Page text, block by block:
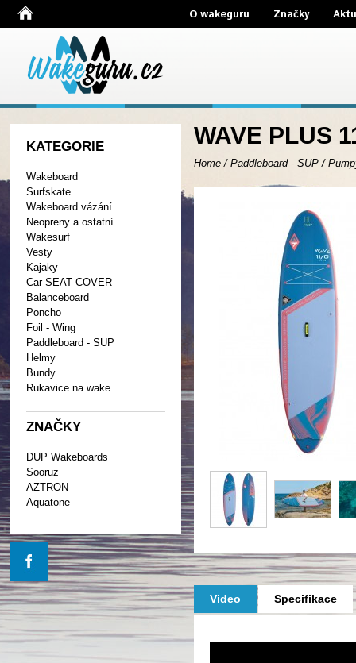
O wakeguru Značky
KATEGORIE
Wakeboard
Surfskate
Wakeboard vázání
Neopreny a ostatní
Wakesurf
Vesty
Kajaky
Car SEAT COVER
Balanceboard
Poncho
Foil - Wing
Paddleboard - SUP
Helmy
Bundy
Rukavice na wake
ZNAČKY
DUP Wakeboards
Sooruz
AZTRON
Aquatone
WAVE PLUS
Home/ Paddleboard - SUP/
Video Specifikace